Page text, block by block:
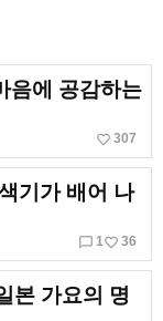
음에 공감하는
favorite_border 307
기가 배어 나
chat_bubble_outline 1favorite_border 36
본 가요의 명